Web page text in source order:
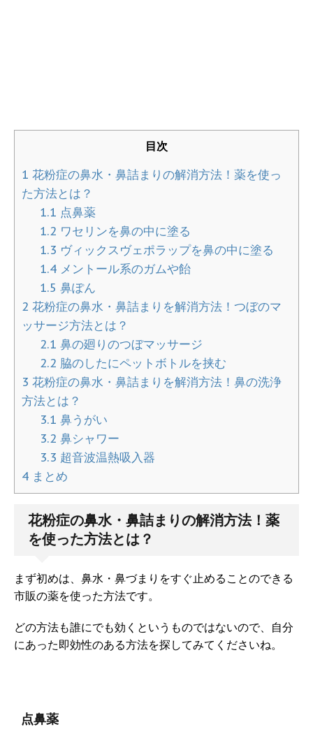
目次
1 花粉症の鼻水・鼻詰まりの解消方法！薬を使っ
た方法とは？
1.1 点鼻薬
1.2 ワセリンを鼻の中に塗る
1.3 ヴィックスヴェポラップを鼻の中に塗る
1.4メントール系のガムや飴
1.5 鼻ぽん
2 花粉症の鼻水・鼻詰まりを解消方法！つぼのマ
ッサージ方法とは？
2.1 鼻の廻りのつぼマッサージ
2.2 脇のしたにペットボトルを挟む
3 花粉症の鼻水・鼻詰まりを解消方法！鼻の洗浄
方法とは？
3.1 鼻うがい
3.2 鼻シャワー
3.3 超音波温熱吸入器
4 まとめ
花粉症の鼻水・鼻詰まりの解消方法！薬
を使った方法とは？
まず初めは、鼻水・鼻づまりをすぐ止めることのできる
市販の薬を使った方法です。
どの方法も誰にでも効くというものではないので、自分
にあった即効性のある方法を探してみてくださいね。
点鼻薬